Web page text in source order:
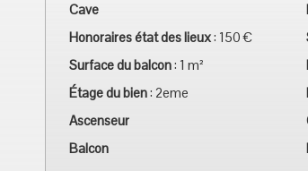
Cave
Honoraires état des lieux: 150 €
Surface du balcon: 1 m²
Étage du bien: 2eme
Ascenseur
Balcon